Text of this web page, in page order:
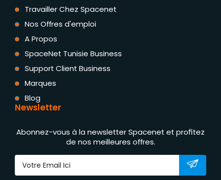
Travailler Chez Spacenet
Nos Offres d'emploi
A Propos
SpaceNet Tunisie Business
Support Client Business
Marques
Blog
Newsletter
Abonnez-vous à la newsletter Spacenet et profitez
de nos meilleures offres.